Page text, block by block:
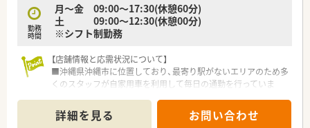
勤務
時間
月～金 09:00～17:30(休憩60分)
土 09:00～12:30(休憩00分)
※シフト制勤務
【店舗情報と応需状況について】
■沖縄県沖縄市に位置しており、最寄り駅がないエリアのため多
くのスタッフが自家用車を利用して毎日の通勤を行っていま
■応需科目はリハビリテーション科や整形外科をはじめ、内科や
精神科など多岐にわたり、処方箋は1日に50枚から60枚です。
詳細を見る お問い合わせ